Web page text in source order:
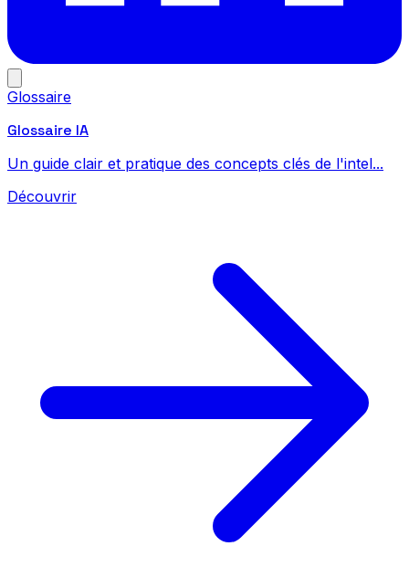
Glossaire
Glossaire IA
Un guide clair et pratique des concepts clés de l'intel...
Découvrir